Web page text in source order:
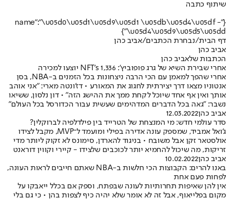
שיתוף כתבה
{"name":"\u05d0\u05d1\u05d9\u05d1 \u05db\u05d4\u05df -
\u05d4\u05d9\u05d5\u05dd"}
דף הבית/נבחרת הכתבים/אביב כהן
אביב כהן
הכתבות שלאביב כהן
אחרי שבירת השיא של גרג פופוביץ': 1,336 NFT's יוצעו למכירה
אחרי שהפך למאמן עם הכי הרבה ניצחונות בכל הזמנים ב-NBA, בסן
אנטוניו מצאו דרך יצירתית לחגוג את המאורע • דז'ונטה מארי: "אני אוהב
אותך ואין אף אחד שיוכל לקחת ממך את ההישג הזה" • דון נלסון, ששיאו
נשבר: "גאה בכל הדברים המדהימים שעשית עבור הכדורסל בכל העולם"
אביב כהן12.03.2022
סדר עולמי חדש: מי המנצחת של הטרייד בין פילדלפיה לברוקלין?
ג'ואל אמביד, שמספק עונה אדירה בפילי ומועמד ל־MVP, מקבל לצידו
אולסטאר זקן אבל משובח • בניגוד להארדן, סימונס לא זקוק ליותר מדי
זריקות, מה שיכול להחמיא יותר לכוכבים שלצידו - קיירי וקווין דוראנט
אביב כהן10.02.2022
באנו להרים: הקבוצות הכי חלשות ב-NBA שאתם חייבים לראות העונה,
לפחות פעם אחת
אין להן שאיפות תחרותיות לעונה שבפתח, וספק אם בכלל ייאבקו על
מקום בפלייאוף, אבל זה לא אומר שלא יהיה כיף לצפות בהן • כי גם בלי